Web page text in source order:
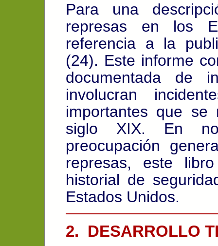
Para una
represas en los
referencia a la
(24). Este informe
documentada de
involucran
importantes que
siglo XIX. En
preocupación
represas, este
historial de
Estados Unidos.
2. DESARROLLO